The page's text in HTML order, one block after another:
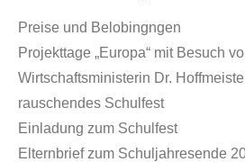
Preise und Belobingngen
Projekttage „Europa“ mit Besuch
Wirtschaftsministerin Dr.
rauschendes Schulfest
Einladung zum Schulfest
Elternbrief zum Schuljahresende